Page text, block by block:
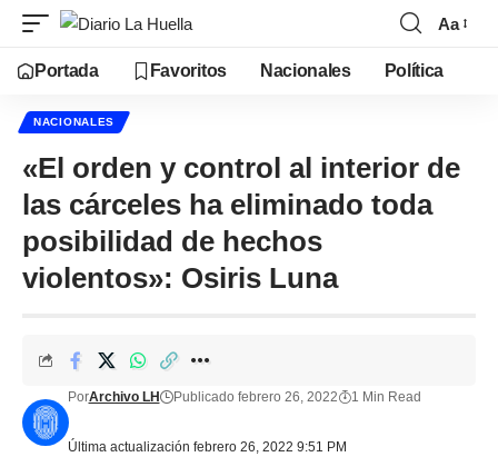
Aa
Portada Favoritos Nacionales Política
NACIONALES
«El orden y control al interior de
las cárceles ha eliminado toda
posibilidad de hechos
violentos»: Osiris Luna
Última actualización febrero 26, 2022 9:51 PM
PorArchivo LH Publicado febrero 26, 2022 1 Min Read